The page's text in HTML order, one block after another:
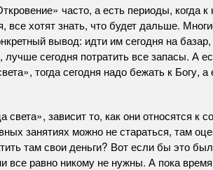
часто, а есть периоды, когда
хотят знать, что будет дальше.
вывод: идти им сегодня на
сегодня потратить все запасы. А
тогда сегодня надо бежать к Богу,
зависит то, как они относятся к
занятиях можно не стараться, там
там свои деньги? Вот если бы это
все равно никому не нужны. А пока